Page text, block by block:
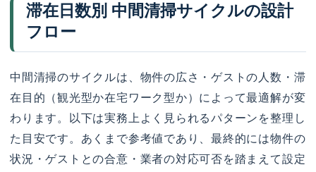
滞在日数別 中間清掃サイクルの設計
フロー
中間清掃のサイクルは、物件の広さ・ゲストの人数・滞
在目的（観光型か在宅ワーク型か）によって最適解が変
わります。以下は実務上よく見られるパターンを整理し
た目安です。あくまで参考値であり、最終的には物件の
状況・ゲストとの合意・業者の対応可否を踏まえて設定